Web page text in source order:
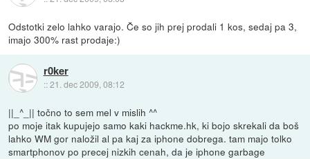
Odstotki zelo lahko varajo. Če so jih prej prodali 1 kos, sedaj pa 3,
imajo 300% rast prodaje:)
r0ker
::21. dec 2009, 08:12
||_^_|| točno to sem mel v mislih ^^
po moje itak kupujejo samo kaki hackme.hk, ki bojo skrekali da boš
lahko WM gor naložil al pa kaj za iphone dobrega. tam majo tolko
smartphonov po precej nizkih cenah, da je iphone garbage